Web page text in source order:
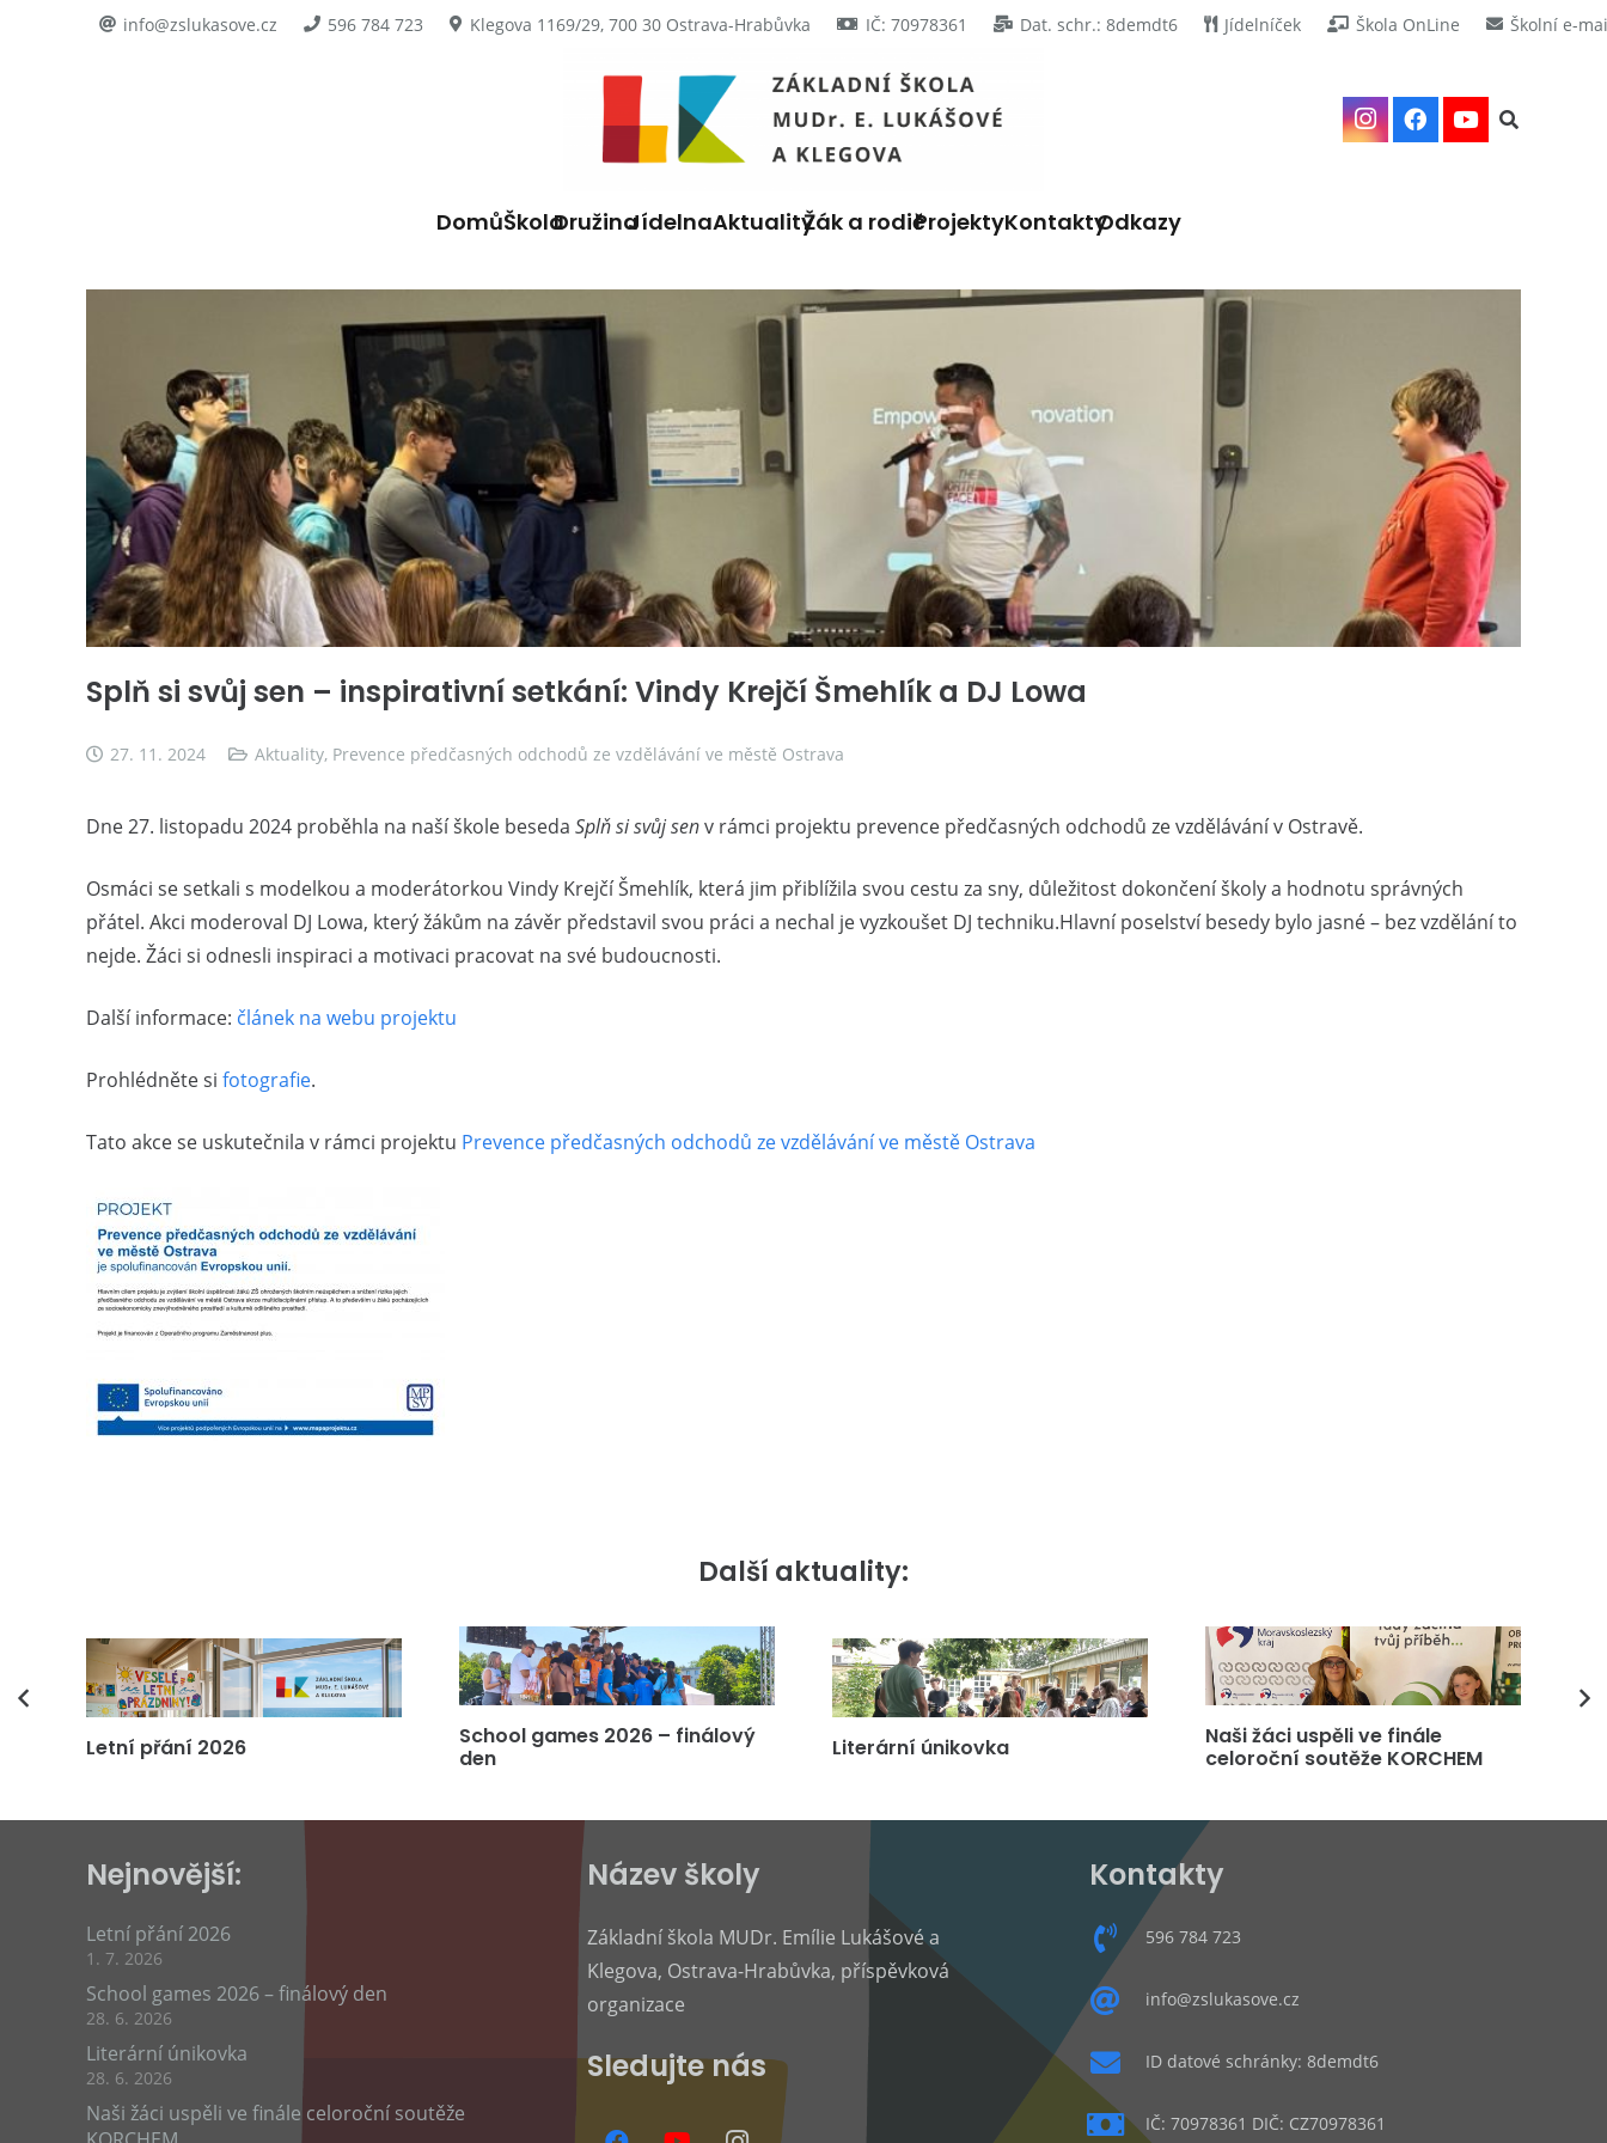
info@zslukasove.cz 596 784 723 Klegova 1169/29, 700 30 Ostrava-Hrabůvka IČ: 70978361 Dat. schr.: 8demdt6 Jídelníček Škola OnLine Školní e-
DomůŠkolaDružinaJídelnaAktualityŽák a rodičProjektyKontaktyOdkazy
Splň si svůj sen – inspirativní setkání: Vindy Krejčí Šmehlík a DJ Lowa
27. 11. 2024 Aktuality, Prevence předčasných odchodů ze vzdělávání ve městě Ostrava
Dne 27. listopadu 2024 proběhla na naší škole beseda Splň si svůj senv rámci projektu prevence předčasných odchodů ze vzdělávání v Ostravě.
Osmáci se setkali s modelkou a moderátorkou Vindy Krejčí Šmehlík, která jim přiblížila svou cestu za sny, důležitost dokončení školy a hodnotu správných
přátel. Akci moderoval DJ Lowa, který žákům na závěr představil svou práci a nechal je vyzkoušet DJ techniku.Hlavní poselství besedy bylo jasné – bez vzdělání to
nejde. Žáci si odnesli inspiraci a motivaci pracovat na své budoucnosti.
Další informace: článek na webu projektu
Prohlédněte si fotografie.
Tato akce se uskutečnila v rámci projektu Prevence předčasných odchodů ze vzdělávání ve městě Ostrava
Další aktuality:
Letní přání 2026
School games 2026 – finálový
den
Literární únikovka
Naši žáci uspěli ve finále
celoroční soutěže KORCHEM
Nejnovější:
Letní přání 2026
1. 7. 2026
School games 2026 – finálový den
28. 6. 2026
Literární únikovka
28. 6. 2026
Naši žáci uspěli ve finále celoroční soutěže
Název školy
Základní škola MUDr. Emílie Lukášové a
Klegova, Ostrava-Hrabůvka, příspěvková
organizace
Sledujte nás
Kontakty
596 784 723
info@zslukasove.cz
ID datové schránky: 8demdt6
IČ: 70978361 DIČ: CZ70978361